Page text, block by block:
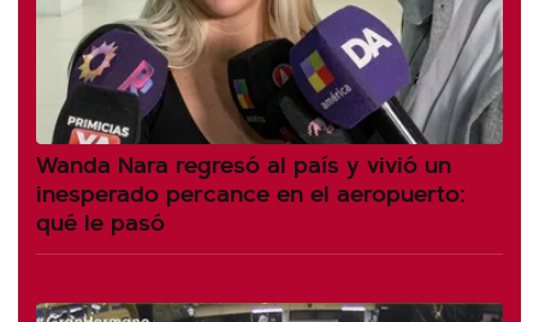
Wanda Nara regresó al país y vivió un
inesperado percance en el aeropuerto:
qué le pasó